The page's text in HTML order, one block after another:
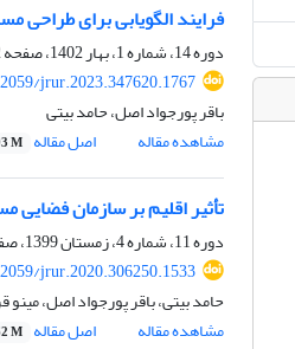
فرایند الگویابی برای طراحی
دوره 14، شماره 1، بهار 1402، صفحه
jrur.2023.347620.1767
باقر پورجواد اصل، حامد بیتی
مشاهده مقاله
اصل مقاله M
تأثیر اقلیم بر سازمان
دوره 11، شماره 4، زمستان 1399، صفحه
jrur.2020.306250.1533
حامد بیتی، باقر پورجواد اصل،
مشاهده مقاله
اصل مقاله M